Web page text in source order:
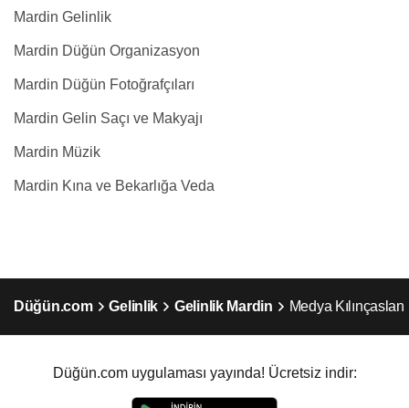
Mardin Gelinlik
Mardin Düğün Organizasyon
Mardin Düğün Fotoğrafçıları
Mardin Gelin Saçı ve Makyajı
Mardin Müzik
Mardin Kına ve Bekarlığa Veda
Düğün.com Gelinlik Gelinlik Mardin Medya
Düğün.com uygulaması yayında! Ücretsiz indir: